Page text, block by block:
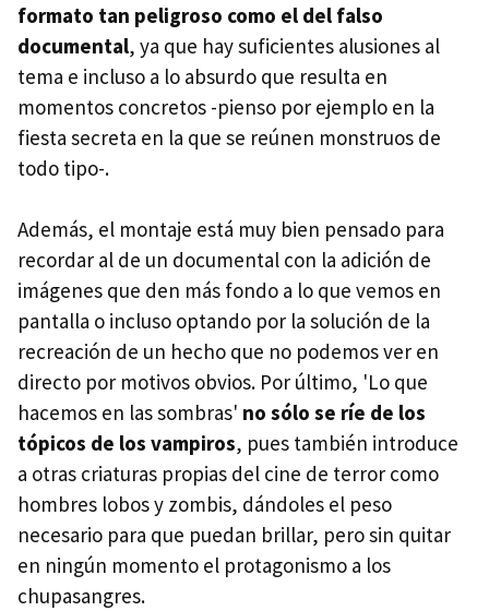
formato tan peligroso como el del falso
documental, ya que hay suficientes alusiones al
tema e incluso a lo absurdo que resulta en
momentos concretos -pienso por ejemplo en la
fiesta secreta en la que se reúnen monstruos de
todo tipo-.
Además, el montaje está muy bien pensado para
recordar al de un documental con la adición de
imágenes que den más fondo a lo que vemos en
pantalla o incluso optando por la solución de la
recreación de un hecho que no podemos ver en
directo por motivos obvios. Por último, 'Lo que
hacemos en las sombras' no sólo se ríe de los
tópicos de los vampiros, pues también introduce
a otras criaturas propias del cine de terror como
hombres lobos y zombis, dándoles el peso
necesario para que puedan brillar, pero sin quitar
en ningún momento el protagonismo a los
chupasangres.